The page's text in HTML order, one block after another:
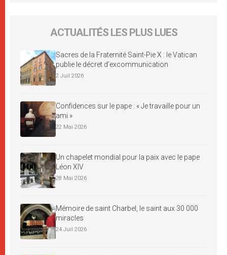
ACTUALITÉS LES PLUS LUES
Sacres de la Fraternité Saint-Pie X : le Vatican
publie le décret d’excommunication
2 Juil 2026
Confidences sur le pape : « Je travaille pour un
ami »
22 Mai 2026
Un chapelet mondial pour la paix avec le pape
Léon XIV
28 Mai 2026
Mémoire de saint Charbel, le saint aux 30 000
miracles
24 Juil 2026